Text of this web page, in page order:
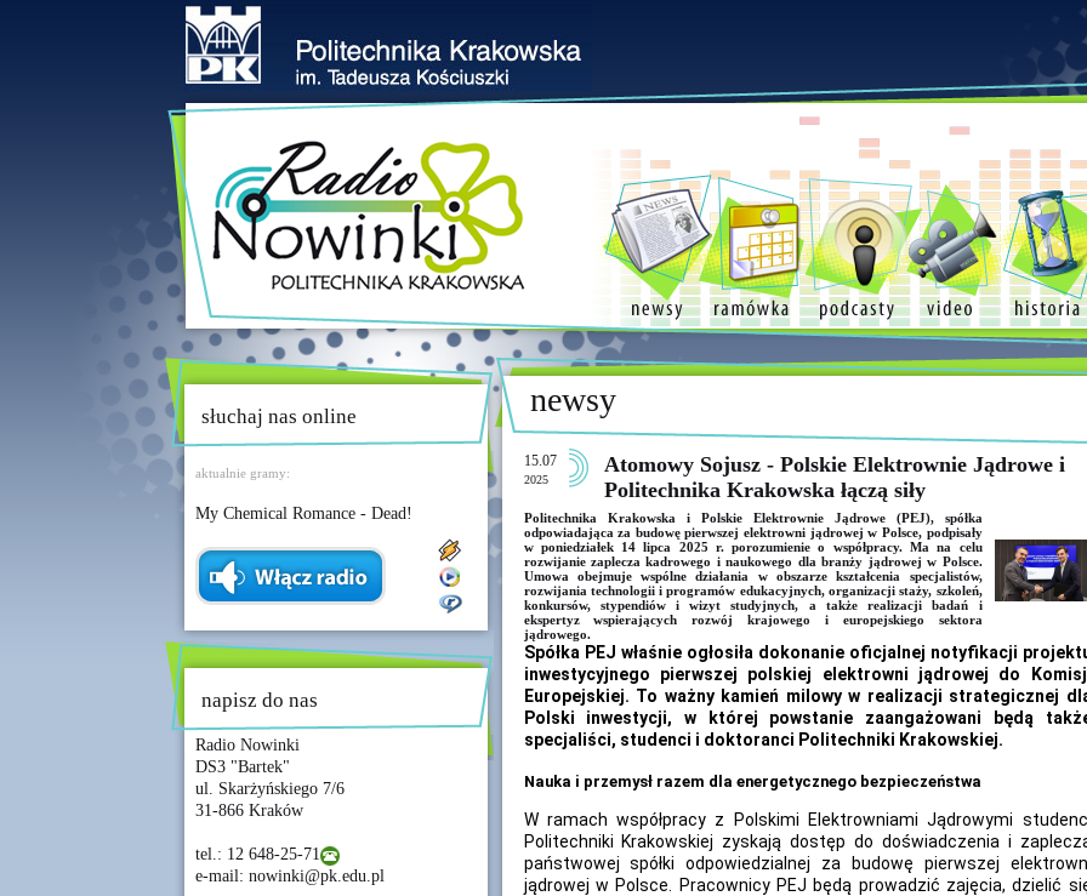
słuchaj nas online
aktualnie gramy:
My Chemical Romance - Dead!
napisz do nas
Radio Nowinki
DS3 "Bartek"
ul. Skarżyńskiego 7/6
31-866 Kraków
tel.: 12 648-25-71
e-mail: nowinki@pk.edu.pl
newsy
15.07
2025
Atomowy Sojusz - Polskie Elektrownie Jądrowe i
Politechnika Krakowska łączą siły
Politechnika Krakowska i Polskie Elektrownie Jądrowe (PEJ), spółka
odpowiadająca za budowę pierwszej elektrowni jądrowej w Polsce, podpisały
w poniedziałek 14 lipca 2025 r. porozumienie o współpracy. Ma na celu
rozwijanie zaplecza kadrowego i naukowego dla branży jądrowej w Polsce.
Umowa obejmuje wspólne działania w obszarze kształcenia specjalistów,
rozwijania technologii i programów edukacyjnych, organizacji staży, szkoleń,
konkursów, stypendiów i wizyt studyjnych, a także realizacji badań i
ekspertyz wspierających rozwój krajowego i europejskiego sektora
jądrowego.
Spółka PEJ właśnie ogłosiła dokonanie oficjalnej notyfikacji
inwestycyjnego pierwszej polskiej elektrowni jądrowej do
Europejskiej. To ważny kamień milowy w realizacji strategicznej
Polski inwestycji, w której powstanie zaangażowani będą
specjaliści, studenci i doktoranci Politechniki Krakowskiej.
Nauka i przemysł razem dla energetycznego bezpieczeństwa
W ramach współpracy z Polskimi Elektrowniami Jądrowymi
Politechniki Krakowskiej zyskają dostęp do doświadczenia i
państwowej spółki odpowiedzialnej za budowę pierwszej
jądrowej w Polsce. Pracownicy PEJ będą prowadzić zajęcia, dzielić